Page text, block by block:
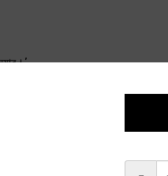
ডাঃ গুপ্তের শরণাপন্ন হলেন।
না। আপনার ওজন কমেছে, চোখের